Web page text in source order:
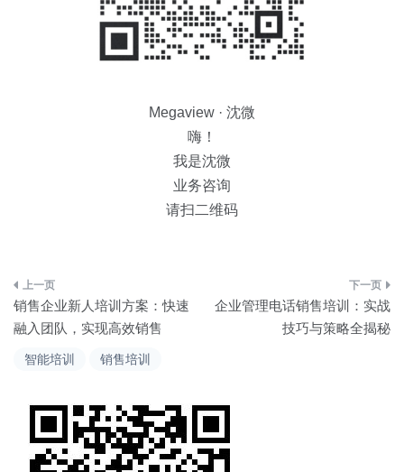
智能培训 销售培训
Megaview · 沈微
嗨！
我是沈微
业务咨询
请扫二维码
文
章
导
航
销售企业新人培训方案：快速
融入团队，实现高效销售
企业管理电话销售培训：实战
技巧与策略全揭秘